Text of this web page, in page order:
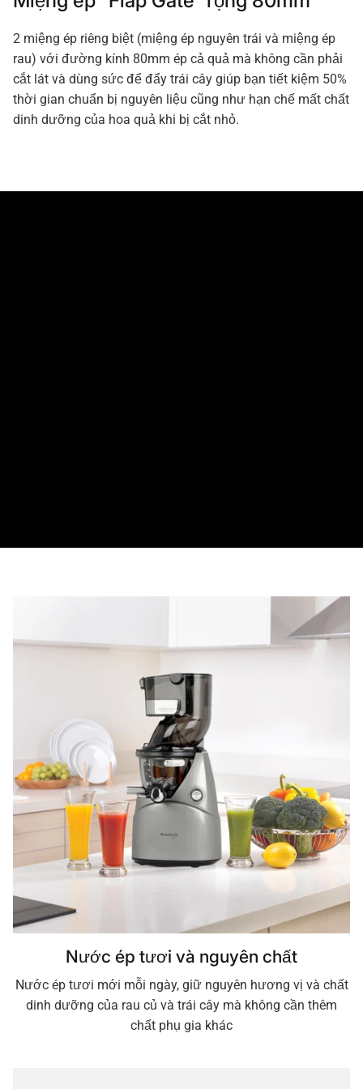
2 miệng ép riêng biệt (miệng ép nguyên trái và miệng ép
rau) với đường kính 80mm ép cả quả mà không cần phải
cắt lát và dùng sức để đẩy trái cây giúp bạn tiết kiệm 50%
thời gian chuẩn bị nguyên liệu cũng như hạn chế mất chất
dinh dưỡng của hoa quả khi bị cắt nhỏ.
Nước ép tươi và nguyên chất
Nước ép tươi mới mỗi ngày, giữ nguyên hương vị và chất
dinh dưỡng của rau củ và trái cây mà không cần thêm
chất phụ gia khác